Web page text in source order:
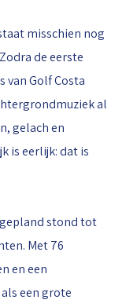
misschien nog
de eerste
van Golf Costa
al
gelach en
is eerlijk: dat is
stond tot
Met 76
en een
een grote